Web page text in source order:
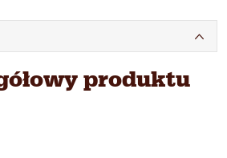
produktu